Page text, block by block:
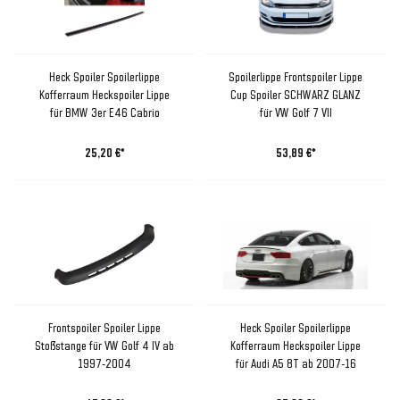
Heck Spoiler Spoilerlippe
Kofferraum Heckspoiler Lippe
für BMW 3er E46 Cabrio
25,20 €*
Spoilerlippe Frontspoiler Lippe
Cup Spoiler SCHWARZ GLANZ
für VW Golf 7 VII
53,89 €*
Frontspoiler Spoiler Lippe
Stoßstange für VW Golf 4 IV ab
1997-2004
Heck Spoiler Spoilerlippe
Kofferraum Heckspoiler Lippe
für Audi A5 8T ab 2007-16